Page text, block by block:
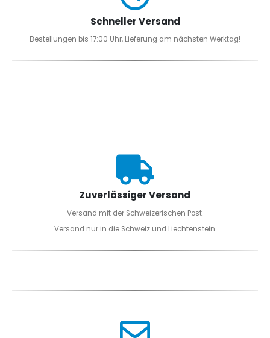
Schneller Versand
Bestellungen bis 17:00 Uhr, Lieferung am nächsten Werktag!
Zuverlässiger Versand
Versand mit der Schweizerischen Post.
Versand nur in die Schweiz und Liechtenstein.